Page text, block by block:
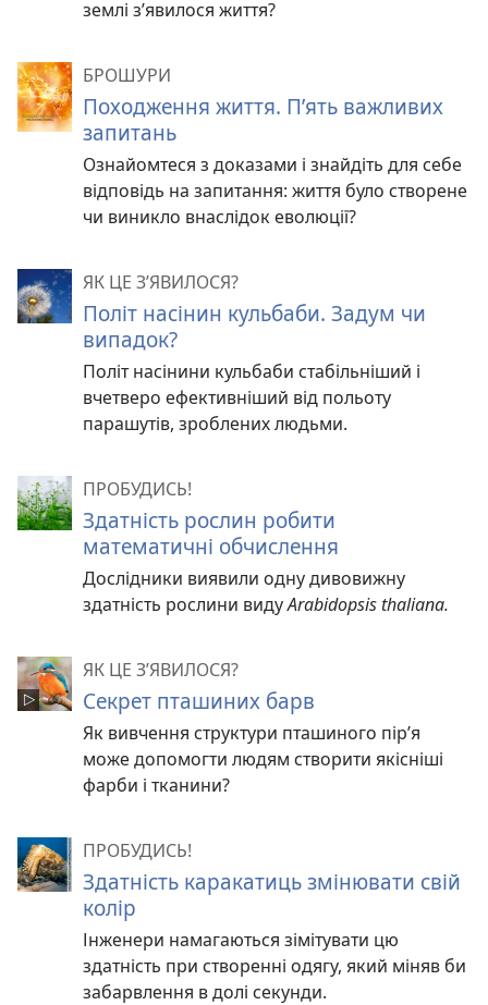
землі з’явилося життя?
БРОШУРИ
Походження життя. П’ять важливих
запитань
Ознайомтеся з доказами і знайдіть для себе
відповідь на запитання: життя було створене
чи виникло внаслідок еволюції?
ЯК ЦЕ З’ЯВИЛОСЯ?
Політ насінин кульбаби. Задум чи
випадок?
Політ насінини кульбаби стабільніший і
вчетверо ефективніший від польоту
парашутів, зроблених людьми.
ПРОБУДИСЬ!
Здатність рослин робити
математичні обчислення
Дослідники виявили одну дивовижну
здатність рослини видуArabidopsis thaliana.
ЯК ЦЕ З’ЯВИЛОСЯ?
Секрет пташиних барв
Як вивчення структури пташиного пір’я
може допомогти людям створити якісніші
фарби і тканини?
ПРОБУДИСЬ!
Здатність каракатиць змінювати свій
колір
Інженери намагаються зімітувати цю
здатність при створенні одягу, який міняв би
забарвлення в долі секунди.